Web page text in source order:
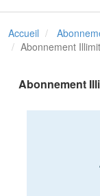
Accueil
Abonnement
Abonnement